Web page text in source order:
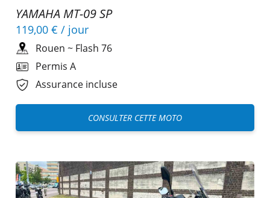
YAMAHA MT-09 SP
119,00 € / jour
Rouen ~ Flash 76
Permis A
Assurance incluse
CONSULTER CETTE MOTO